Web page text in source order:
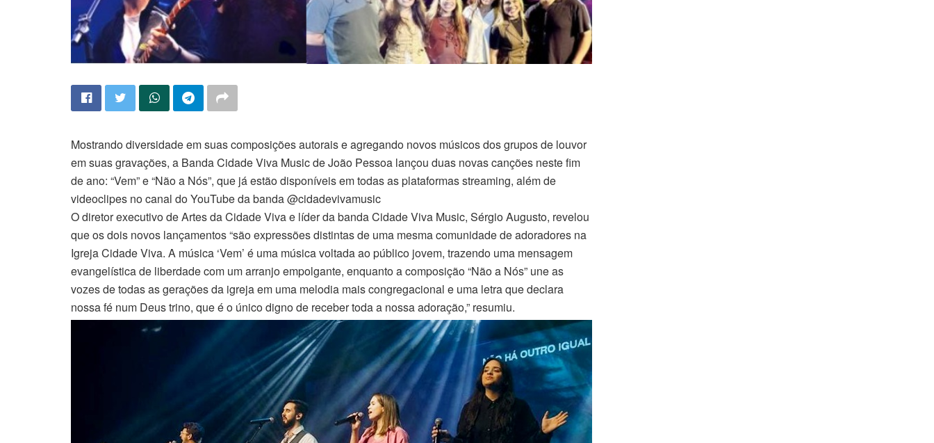
Mostrando diversidade em suas composições autorais e agregando novos músicos dos grupos de louvor
em suas gravações, a Banda Cidade Viva Music de João Pessoa lançou duas novas canções neste fim
de ano: “Vem” e “Não a Nós”, que já estão disponíveis em todas as plataformas streaming, além de
videoclipes no canal do YouTube da banda @cidadevivamusic
O diretor executivo de Artes da Cidade Viva e líder da banda Cidade Viva Music, Sérgio Augusto, revelou
que os dois novos lançamentos “são expressões distintas de uma mesma comunidade de adoradores na
Igreja Cidade Viva. A música ‘Vem’ é uma música voltada ao público jovem, trazendo uma mensagem
evangelística de liberdade com um arranjo empolgante, enquanto a composição “Não a Nós” une as
vozes de todas as gerações da igreja em uma melodia mais congregacional e uma letra que declara
nossa fé num Deus trino, que é o único digno de receber toda a nossa adoração,” resumiu.